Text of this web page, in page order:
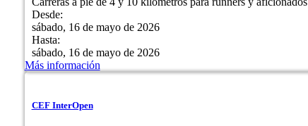
Desde:
sábado, 16 de mayo de 2026
Hasta:
sábado, 16 de mayo de 2026
Más información
CEF InterOpen